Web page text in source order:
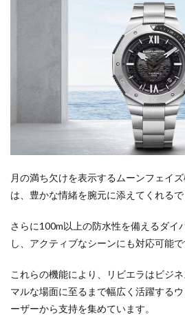
月の満ち欠けを表示するムーンフェイ
は、豊かな情緒を腕元に添えてくれるで
さらに100m以上の防水性を備えるダイ
し、アクティブなシーンにも対応可能で
これらの機能により、リビエラはビジ
マルな場面に至るまで幅広く活躍する
ーザーから支持を集めています。